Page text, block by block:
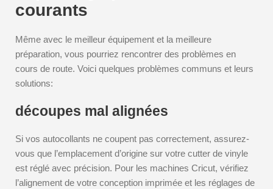
courants
Même avec le meilleur équipement et la meilleure
préparation, vous pourriez rencontrer des problèmes en
cours de route. Voici quelques problèmes communs et leurs
solutions:
découpes mal alignées
Si vos autocollants ne coupent pas correctement, assurez-
vous que l’emplacement d’origine sur votre cutter de vinyle
est réglé avec précision. Pour les machines Cricut, vérifiez
l’alignement de votre conception imprimée et les réglages de